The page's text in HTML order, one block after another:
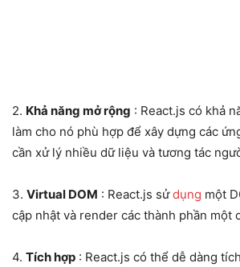
2. Khả năng mở rộng : React.js có khả
làm cho nó phù hợp để xây dựng các
cần xử lý nhiều dữ liệu và tương tác
3. Virtual DOM : React.js sửdụng một
cập nhật và render các thành phần một
4. Tích hợp : React.js có thể dễ dàng